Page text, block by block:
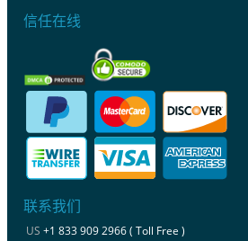
信任在线
联系我们
US +1 833 909 2966 ( Toll Free )